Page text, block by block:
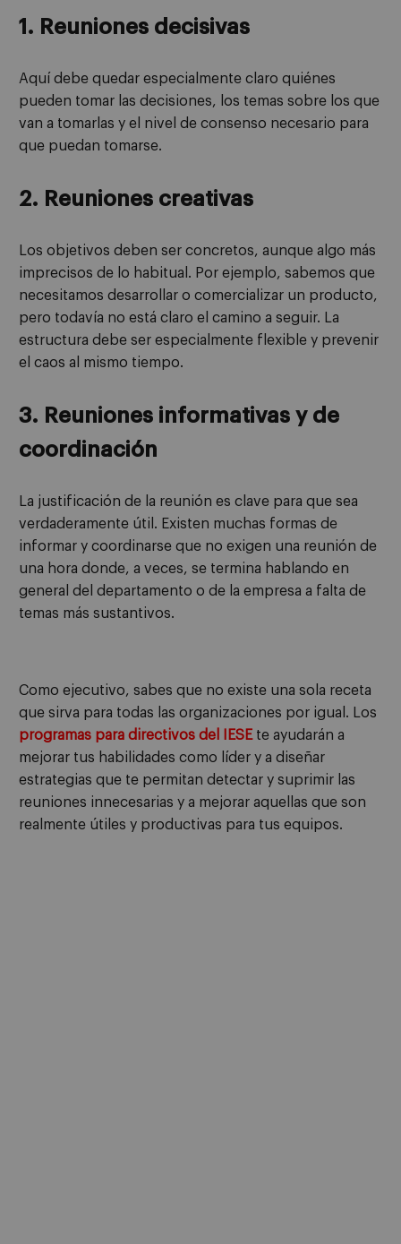
1. Reuniones decisivas
Aquí debe quedar especialmente claro quiénes
pueden tomar las decisiones, los temas sobre los que
van a tomarlas y el nivel de consenso necesario para
que puedan tomarse.
2. Reuniones creativas
Los objetivos deben ser concretos, aunque algo más
imprecisos de lo habitual. Por ejemplo, sabemos que
necesitamos desarrollar o comercializar un producto,
pero todavía no está claro el camino a seguir. La
estructura debe ser especialmente flexible y prevenir
el caos al mismo tiempo.
3. Reuniones informativas y de
coordinación
La justificación de la reunión es clave para que sea
verdaderamente útil. Existen muchas formas de
informar y coordinarse que no exigen una reunión de
una hora donde, a veces, se termina hablando en
general del departamento o de la empresa a falta de
temas más sustantivos.
Como ejecutivo, sabes que no existe una sola receta
que sirva para todas las organizaciones por igual. Los
programas para directivos del IESEte ayudarán a
mejorar tus habilidades como líder y a diseñar
estrategias que te permitan detectar y suprimir las
reuniones innecesarias y a mejorar aquellas que son
realmente útiles y productivas para tus equipos.